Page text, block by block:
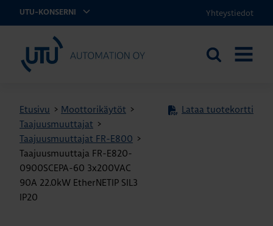
UTU-KONSERNI Yhteystiedot
UTU Automation
Etsi
Etusivu > Moottorikäytöt >
Taajuusmuuttajat >
Taajuusmuuttajat FR-E800 >
Taajuusmuuttaja FR-E820-
0900SCEPA-60 3x200VAC
90A 22.0kW EtherNETIP SIL3
IP20
Lataa tuotekortti